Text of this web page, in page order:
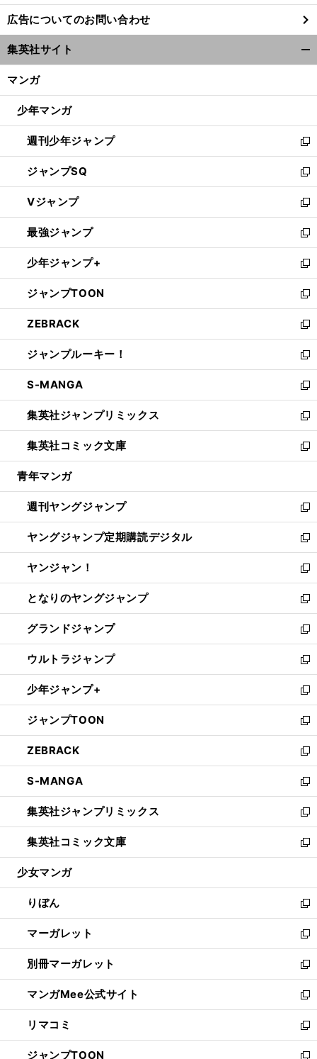
し
い
ウ
ィ
ン
ウ
開
く
広告についてのお問い合わせ
集英社サイト
マンガ
少年マンガ
週刊少年ジャンプ
新
し
い
ウ
ィ
ン
ド
ウ
で
開
く
ジャンプSQ
新
し
い
ウ
ィ
ン
ド
ウ
で
開
く
Vジャンプ
新
し
い
ウ
ィ
ン
ド
ウ
で
開
く
最強ジャンプ
新
し
い
ウ
ィ
ン
ド
ウ
で
開
く
少年ジャンプ+
新
し
い
ウ
ィ
ン
ド
ウ
で
開
く
ジャンプTOON
新
し
い
ウ
ィ
ン
ド
ウ
で
開
く
ZEBRACK
新
し
い
ウ
ィ
ン
ド
ウ
で
開
ジャンプルーキー！
新
し
い
ウ
ィ
ン
ド
ウ
開
く
S-MANGA
新
し
い
ウ
ィ
ン
ウ
で
開
く
集英社ジャンプリミックス
新
し
い
ウ
ン
ド
ウ
で
開
く
集英社コミック文庫
新
し
ウ
ィ
ン
ド
ウ
で
開
く
青年マンガ
週刊ヤングジャンプ
新
し
い
ウ
ィ
ン
ド
ウ
で
開
く
ヤングジャンプ定期購読デジタル
新
し
い
ウ
ィ
ン
ド
ウ
で
開
く
ヤンジャン！
新
し
い
ウ
ィ
ン
ド
ウ
で
開
く
となりのヤングジャンプ
新
し
い
ウ
ィ
ン
ド
ウ
で
開
く
グランドジャンプ
新
し
い
ウ
ィ
ン
ド
ウ
で
開
く
ウルトラジャンプ
新
し
い
ウ
ィ
ン
ド
ウ
で
開
く
少年ジャンプ+
新
し
い
ウ
ィ
ン
ド
ウ
で
開
く
ジャンプTOON
新
し
い
ウ
ィ
ン
ド
ウ
で
開
ZEBRACK
新
し
い
ウ
ィ
ン
ド
ウ
開
く
S-MANGA
新
し
い
ウ
ィ
ン
ウ
で
開
く
集英社ジャンプリミックス
新
し
い
ウ
ン
ド
ウ
で
開
く
集英社コミック文庫
新
し
ウ
ィ
ン
ド
ウ
で
開
く
少女マンガ
りぼん
新
し
い
ウ
ィ
ン
ド
ウ
で
開
く
マーガレット
新
し
い
ウ
ィ
ン
ド
ウ
で
別冊マーガレット
新
し
い
ウ
ィ
ン
ド
マンガMee公式サイト
新
し
い
ウ
リマコミ
新
し
ジャンプTOON